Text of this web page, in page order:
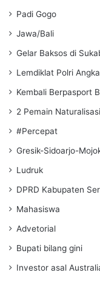
Padi Gogo
Jawa/Bali
Gelar Baksos di
Lemdiklat Polri
Kembali Berpasport
2 Pemain
#Percepat
Gresik-Sidoarjo-
Ludruk
DPRD Kabupaten
Mahasiswa
Advetorial
Bupati bilang gini
Investor asal